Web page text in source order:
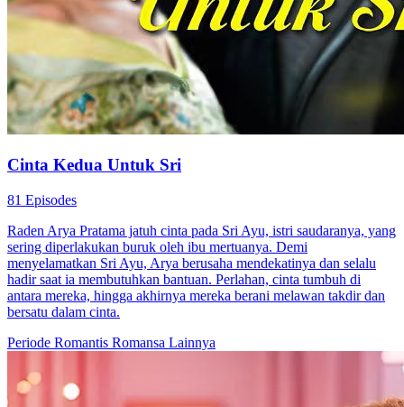
Dipaksa untuk kencan, Putri Mentari tak sengaja mencium pria
tampan yang hanya punya waktu hidup tiga bulan. Mereka sepakat
menikah kontrak selama tiga bulan. Perlahan tumbuh cinta di antara
mereka. Namun, kemunculan cinta lama sang suami membuat Putri
Mentari harus memilih antara suami atau cinta masa lalu yang
tersembunyi.
Cinta Setelah PernikahanRomansaRomansa Urban